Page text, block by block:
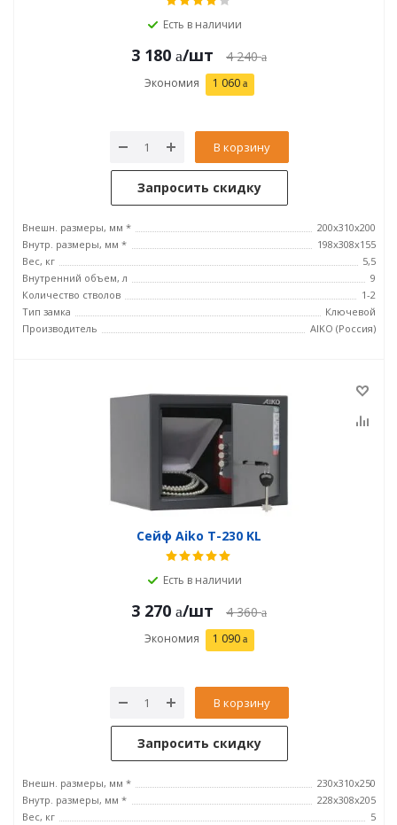
Есть в наличии
3 180 /шт 4 240
Экономия 1 060
В корзину
Запросить скидку
Внешн. размеры, мм *
200x310x200
Внутр. размеры, мм *
198x308x155
Вес, кг
5,5
Внутренний объем, л
9
Количество стволов
1-2
Тип замка
Ключевой
Производитель
AIKO (Россия)
Сейф Aiko T-230 KL
Есть в наличии
3 270 /шт 4 360
Экономия 1 090
В корзину
Запросить скидку
Внешн. размеры, мм *
230x310x250
Внутр. размеры, мм *
228x308x205
Вес, кг
5